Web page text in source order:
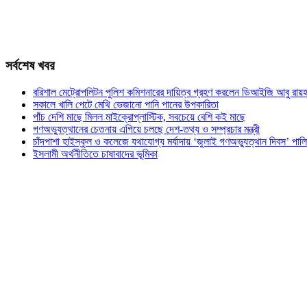
সর্বশেষ খবর
বরিশাল মেট্রোপলিটন পুলিশ কমিশনারের দায়িত্ব গ্রহণ করলেন ডিআইজি আবু
সকালে খালি পেটে মেথি ভেজানো পানি পানের উপকারিতা
পাঁচ দেশি মাছে মিলল মাইক্রোপ্লাস্টিক, সবচেয়ে বেশি কই মাছে
গণঅভ্যুত্থানের চেতনায় এগিয়ে চলছে দেশ-তথ্য ও সম্প্রচার মন্ত্রী
চাঁদপাশা হাইস্কুল ও কলেজে যথাযোগ্য মর্যাদায় ‘জুলাই গণঅভ্যুত্থান দিবস’
ইসলামী অর্থনীতিতে চাষাবাদের ভূমিকা